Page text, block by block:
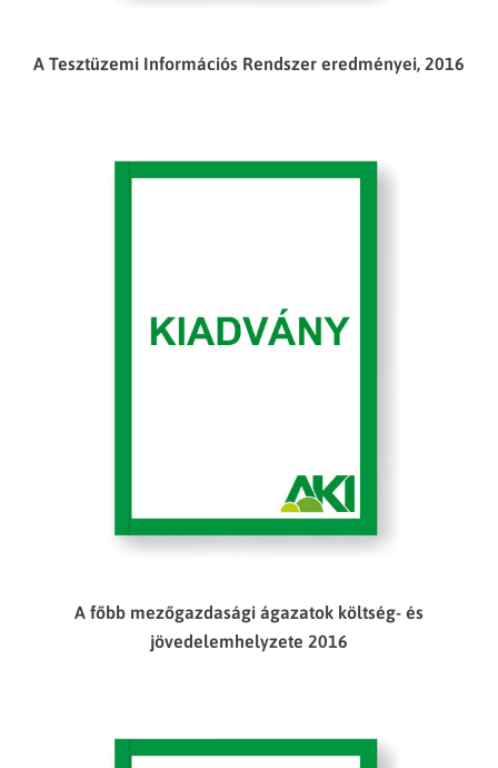
A Tesztüzemi Információs Rendszer eredményei, 2016
A főbb mezőgazdasági ágazatok költség- és
jövedelemhelyzete 2016